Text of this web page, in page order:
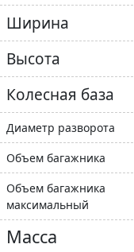
Ширина
Высота
Колесная база
Диаметр разворота
Объем багажника
Объем багажника
максимальный
Масса